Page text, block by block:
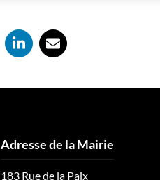
Adresse de la Mairie
183 Rue de la Paix